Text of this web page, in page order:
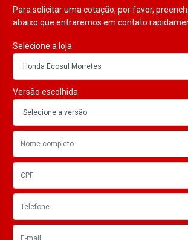
Para solicitar uma cotação, por favor,
abaixo que entraremos em contato
Selecione a loja
Versão escolhida